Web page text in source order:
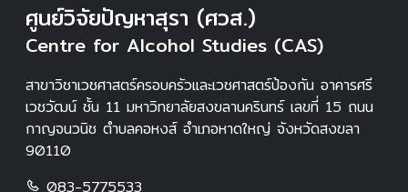
ศูนย์วิจัยปัญหาสุรา (ศวส.)
Centre for Alcohol Studies (CAS)
สาขาวิชาเวชศาสตร์ครอบครัวและเวชศาสตร์ป้องกัน อาคารศรี
เวชวัฒน์ ชั้น 11 มหาวิทยาลัยสงขลานครินทร์ เลขที่ 15 ถนน
กาญจนวนิช ตำบลคอหงส์ อำเภอหาดใหญ่ จังหวัดสงขลา
90110
083-5775533